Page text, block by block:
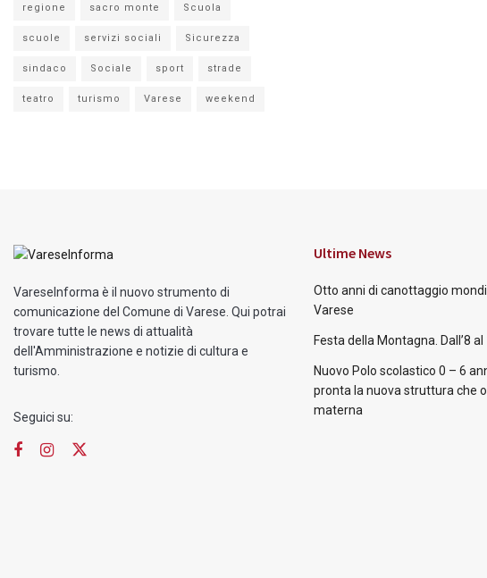
regione sacro monte Scuola
scuole servizi sociali Sicurezza
sindaco Sociale sport strade
teatro turismo Varese weekend
VareseInforma è il nuovo strumento di
comunicazione del Comune di Varese. Qui potrai
trovare tutte le news di attualità
dell'Amministrazione e notizie di cultura e
turismo.
Seguici su:
Ultime News
Otto anni di canottaggio
Varese
Festa della Montagna. Dall’8
Nuovo Polo scolastico 0 – 6
pronta la nuova struttura che
materna